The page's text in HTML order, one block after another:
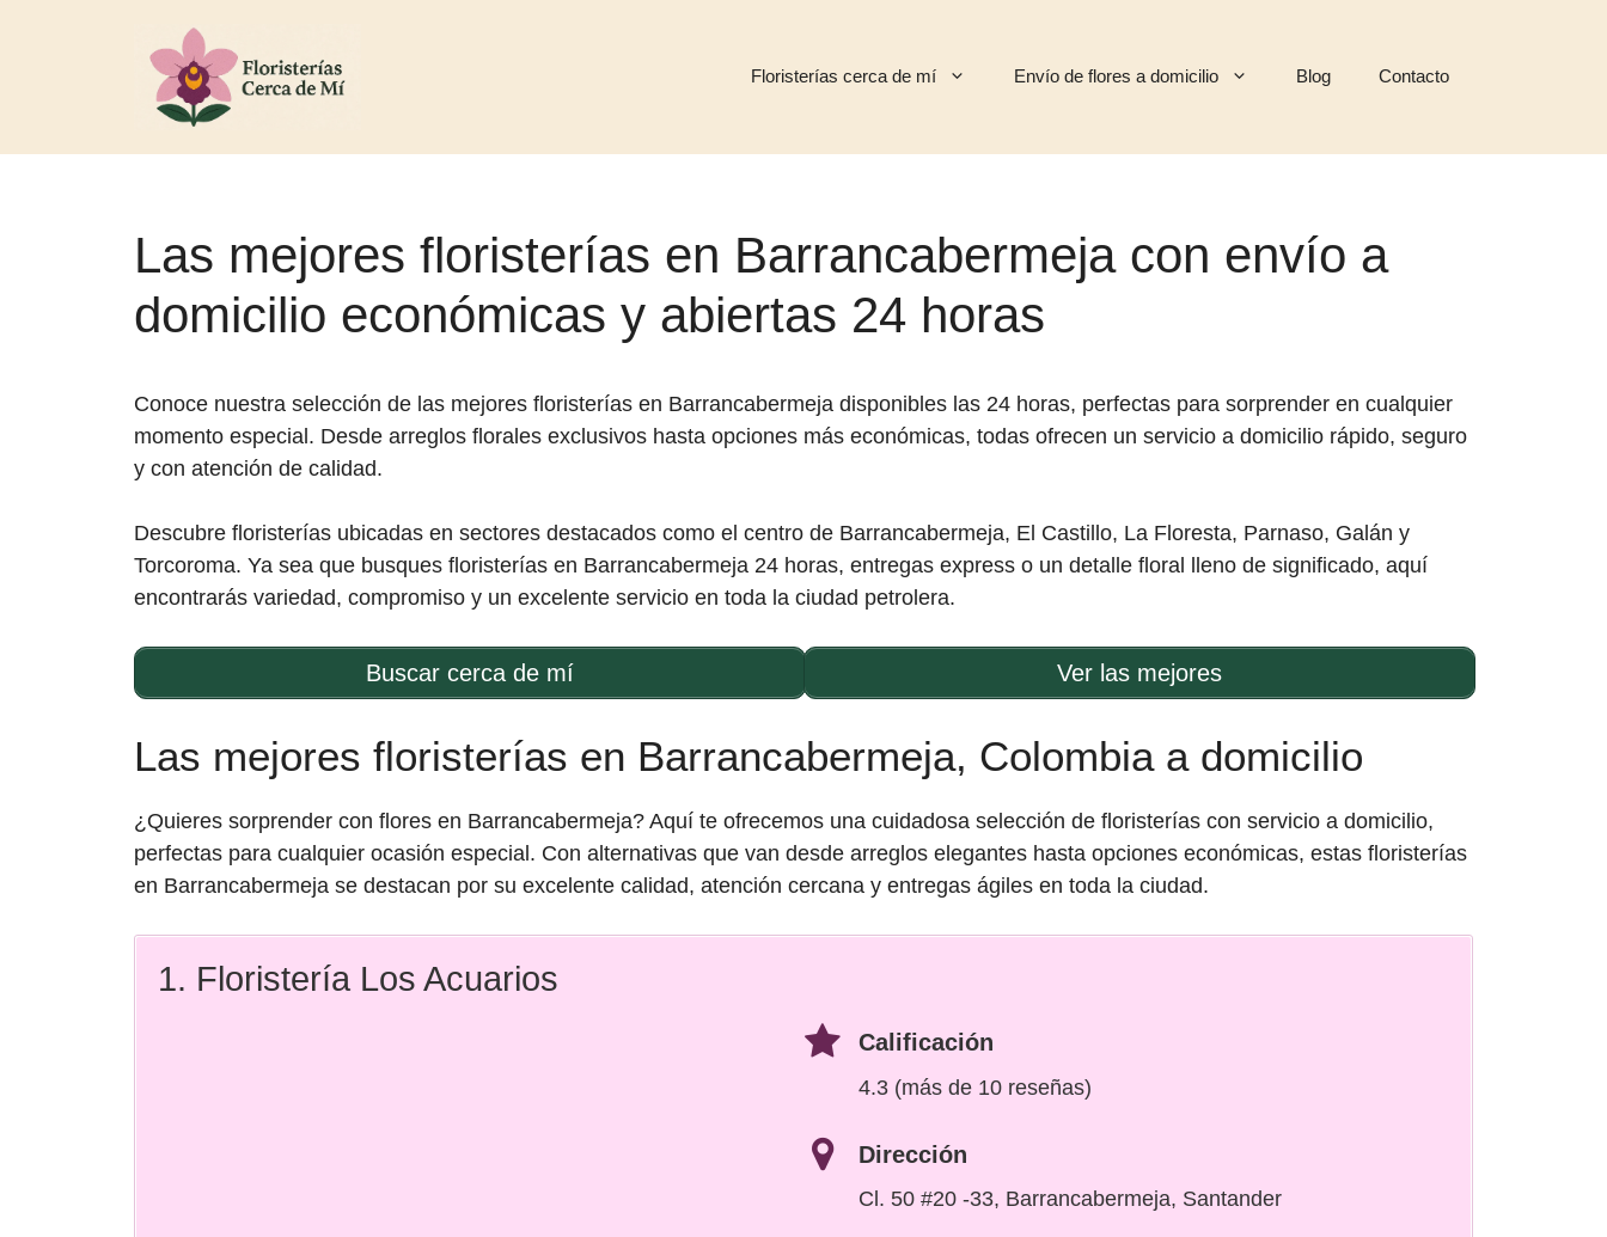
Floristerías cerca de mí Envío de flores a domicilio Blog Contacto
Las mejores floristerías en Barrancabermeja con envío a
domicilio económicas y abiertas 24 horas
Conoce nuestra selección de las mejores floristerías en Barrancabermeja disponibles las 24 horas, perfectas para sorprender en cualquier
momento especial. Desde arreglos florales exclusivos hasta opciones más económicas, todas ofrecen un servicio a domicilio rápido, seguro
y con atención de calidad.
Descubre floristerías ubicadas en sectores destacados como el centro de Barrancabermeja, El Castillo, La Floresta, Parnaso, Galán y
Torcoroma. Ya sea que busques floristerías en Barrancabermeja 24 horas, entregas express o un detalle floral lleno de significado, aquí
encontrarás variedad, compromiso y un excelente servicio en toda la ciudad petrolera.
Buscar cerca de mí Ver las mejores
Las mejores floristerías en Barrancabermeja, Colombia a domicilio
¿Quieres sorprender con flores en Barrancabermeja? Aquí te ofrecemos una cuidadosa selección de floristerías con servicio a domicilio,
perfectas para cualquier ocasión especial. Con alternativas que van desde arreglos elegantes hasta opciones económicas, estas floristerías
en Barrancabermeja se destacan por su excelente calidad, atención cercana y entregas ágiles en toda la ciudad.
1. Floristería Los Acuarios
Calificación
4.3 (más de 10 reseñas)
Dirección
Cl. 50 #20 -33, Barrancabermeja, Santander